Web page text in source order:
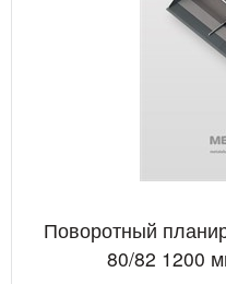
Поворотный
80/82 1200